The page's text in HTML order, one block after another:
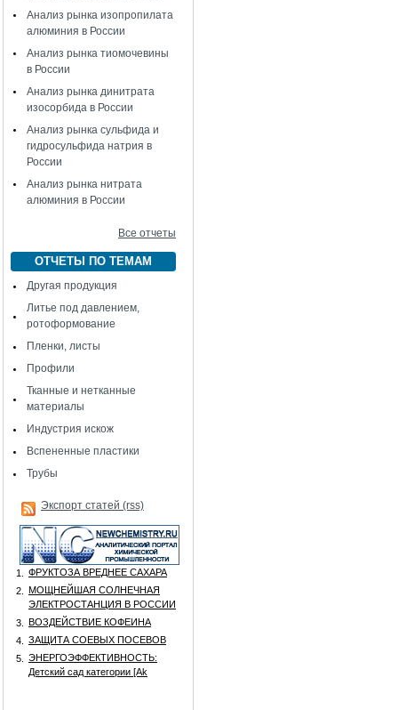
Анализ рынка изопропилата
алюминия в России
Анализ рынка тиомочевины
в России
Анализ рынка динитрата
изосорбида в России
Анализ рынка сульфида и
гидросульфида натрия в
России
Анализ рынка нитрата
алюминия в России
Все отчеты
ОТЧЕТЫ ПО ТЕМАМ
Другая продукция
Литье под давлением,
ротоформование
Пленки, листы
Профили
Тканные и нетканные
материалы
Индустрия искож
Вспененные пластики
Трубы
Экспорт статей (rss)
1.
ФРУКТОЗА ВРЕДНЕЕ САХАРА
2.
МОЩНЕЙШАЯ СОЛНЕЧНАЯ
ЭЛЕКТРОСТАНЦИЯ В РОССИИ
3.
ВОЗДЕЙСТВИЕ КОФЕИНА
4.
ЗАЩИТА СОЕВЫХ ПОСЕВОВ
5.
ЭНЕРГОЭФФЕКТИВНОСТЬ:
Детский сад категории [Аk